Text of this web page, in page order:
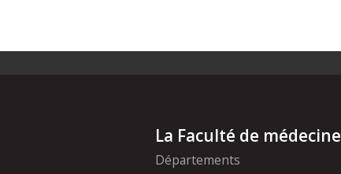
La Faculté de médecine
Départements